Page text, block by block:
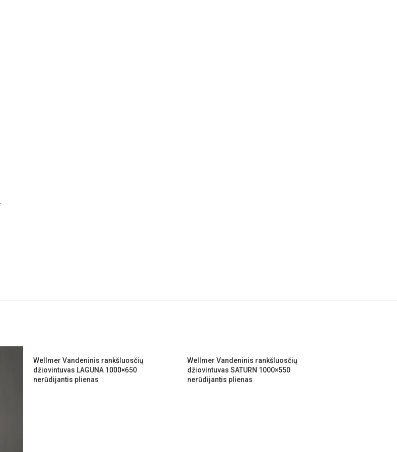
Wellmer Vandeninis rankšluosčių
džiovintuvas LAGUNA 1000×650
nerūdijantis plienas
Wellmer Vandeninis rankšluosčių
džiovintuvas SATURN 1000×550
nerūdijantis plienas